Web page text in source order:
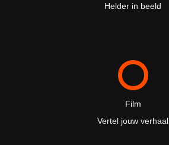
Helder in beeld
Film
Vertel jouw verhaal